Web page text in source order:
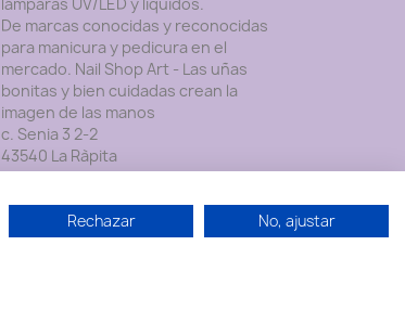
lámparas UV/LED y lí­quidos.
De marcas conocidas y reconocidas
para manicura y pedicura en el
mercado. Nail Shop Art - Las uñas
bonitas y bien cuidadas crean la
imagen de las manos
c. Senia 3 2-2
43540 La Ràpita
Tarragona
Contáctenos por WhatsApp:
604969369
Rechazar No, ajustar